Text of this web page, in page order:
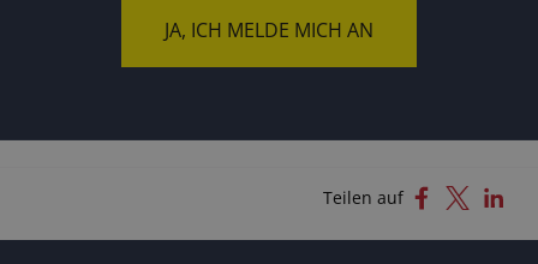
JA, ICH MELDE MICH AN
Teilen auf